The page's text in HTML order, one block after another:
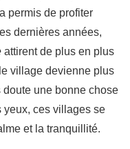
permis de profiter
dernières années,
attirent de plus en plus
village devienne plus
doute une bonne chose
yeux, ces villages se
et la tranquillité.